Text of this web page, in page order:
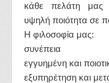
κάθε πελάτη μας
υψηλή ποιότητα σε
Η φιλοσοφία μας:
συνέπεια
εγγυημένη και
εξυπηρέτηση και